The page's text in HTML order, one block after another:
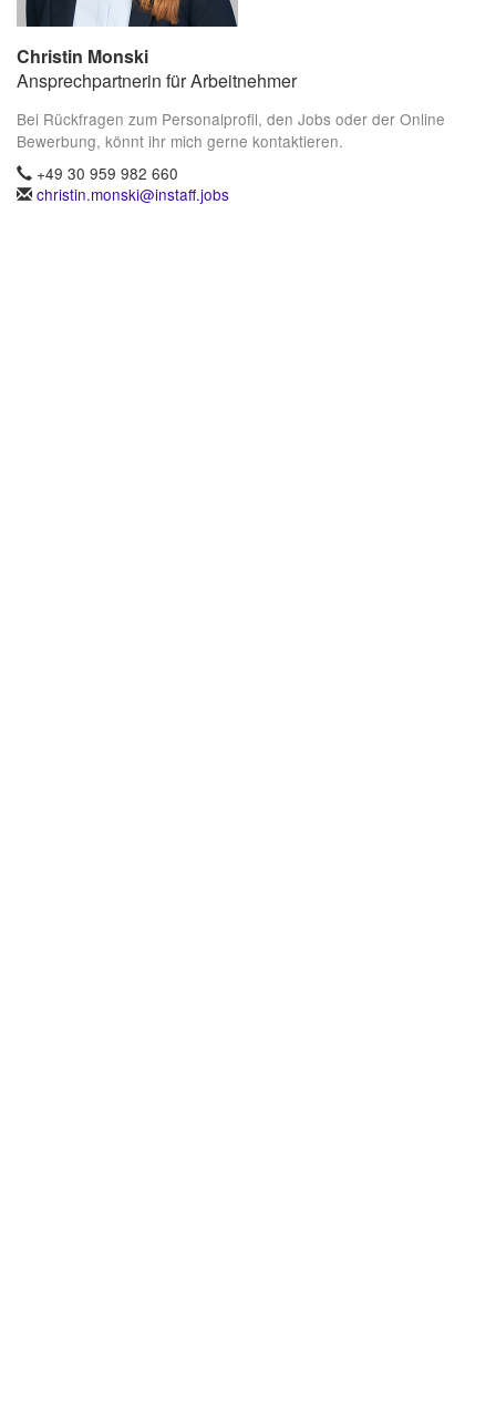
Christin Monski
Ansprechpartnerin für Arbeitnehmer
Bei Rückfragen zum Personalprofil, den Jobs oder der Online
Bewerbung, könnt ihr mich gerne kontaktieren.
+49 30 959 982 660
christin.monski@instaff.jobs